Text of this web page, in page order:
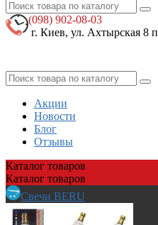
(098) 902-08-03
г. Киев, ул. Ахтырская 8
Акции
Новости
Блог
Отзывы
Каталог товаров
Каталог товаров
Свечи BERU